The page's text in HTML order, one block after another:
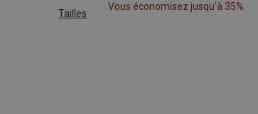
Tailles
Vous économisez jusqu'à 35%